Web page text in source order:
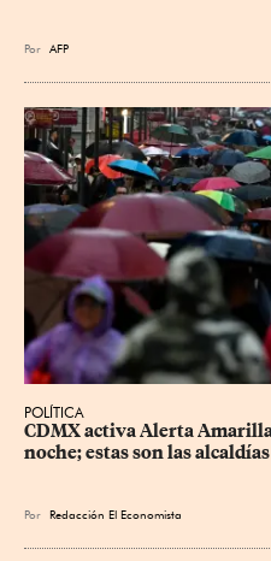
Por AFP
POLÍTICA
CDMX activa Alerta
noche; estas son las
Por Redacción El Economista